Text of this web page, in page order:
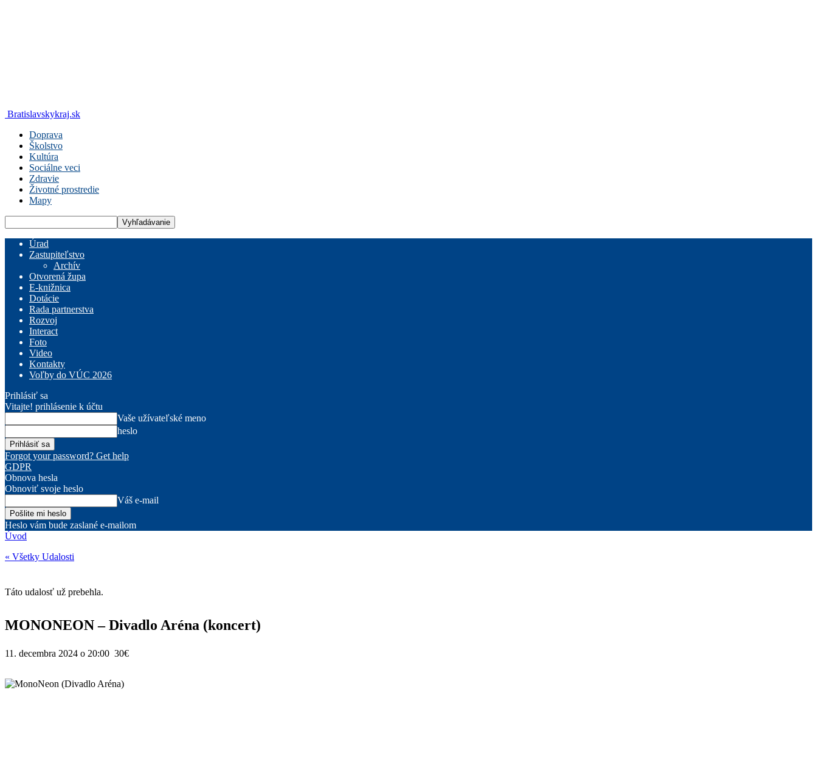
Bratislavskykraj.sk
Doprava
Školstvo
Kultúra
Sociálne veci
Zdravie
Životné prostredie
Mapy
Úrad
Zastupiteľstvo
Archív
Otvorená župa
E-knižnica
Dotácie
Rada partnerstva
Rozvoj
Interact
Foto
Video
Kontakty
Voľby do VÚC 2026
Prihlásiť sa
Vitajte! prihlásenie k účtu
Vaše užívateľské meno
heslo
Forgot your password? Get help
GDPR
Obnova hesla
Obnoviť svoje heslo
Váš e-mail
Heslo vám bude zaslané e-mailom
Úvod
« Všetky Udalosti
Táto udalosť už prebehla.
MONONEON – Divadlo Aréna (koncert)
11. decembra 2024 o 20:00 30€